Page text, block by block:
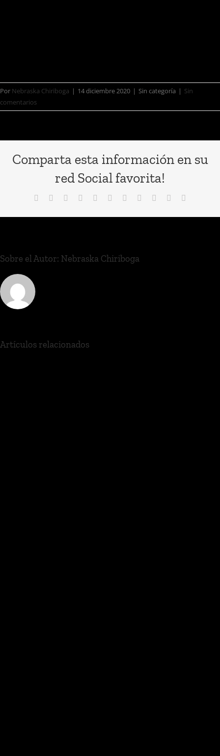
Por Nebraska Chiriboga | 14 diciembre 2020 | Sin categoría | Sin
comentarios
Comparta esta información en su
red Social favorita!
Sobre el Autor: Nebraska Chiriboga
Artículos relacionados